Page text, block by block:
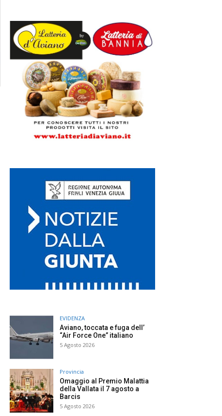
EVIDENZA
Aviano, toccata e fuga dell’
“Air Force One” italiano
5 Agosto 2026
Provincia
Omaggio al Premio Malattia
della Vallata il 7 agosto a
Barcis
5 Agosto 2026